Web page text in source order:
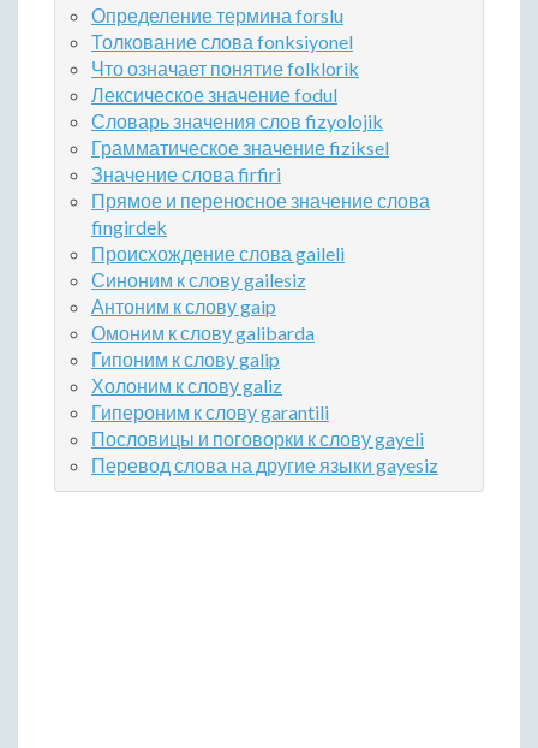
Определение термина forslu
Толкование слова fonksiyonel
Что означает понятие folklorik
Лексическое значение fodul
Словарь значения слов fizyolojik
Грамматическое значение fiziksel
Значение слова firfiri
Прямое и переносное значение слова
fingirdek
Происхождение слова gaileli
Синоним к слову gailesiz
Антоним к слову gaip
Омоним к слову galibarda
Гипоним к слову galip
Холоним к слову galiz
Гипероним к слову garantili
Пословицы и поговорки к слову gayeli
Перевод слова на другие языки gayesiz